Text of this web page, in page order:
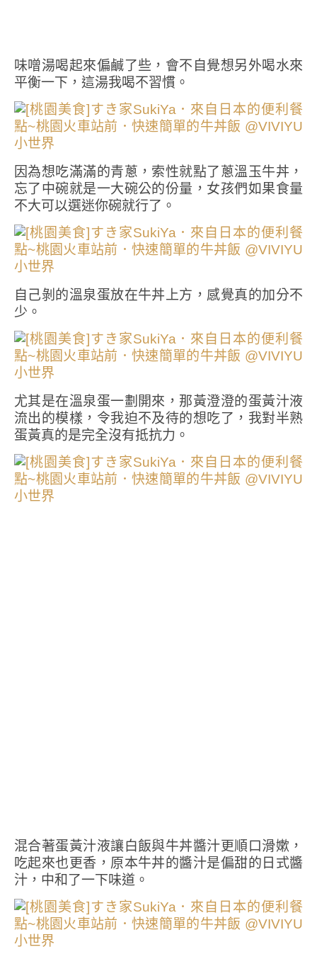
味噌湯喝起來偏鹹了些，會不自覺想另外喝水來
平衡一下，這湯我喝不習慣。
因為想吃滿滿的青蔥，索性就點了蔥溫玉牛丼，
忘了中碗就是一大碗公的份量，女孩們如果食量
不大可以選迷你碗就行了。
自己剝的溫泉蛋放在牛丼上方，感覺真的加分不
少。
尤其是在溫泉蛋一劃開來，那黃澄澄的蛋黃汁液
流出的模樣，令我迫不及待的想吃了，我對半熟
蛋黃真的是完全沒有抵抗力。
混合著蛋黃汁液讓白飯與牛丼醬汁更順口滑嫰，
吃起來也更香，原本牛丼的醬汁是偏甜的日式醬
汁，中和了一下味道。